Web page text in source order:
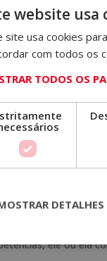
fazer bom uso da
corretamente
mudanças
profunda com o
ligação e relação
não verbal, tais
velocidade da
entre ambas as
ele ou ela
website usa
site usa cookies
com todos os
TODOS OS
DETALHES